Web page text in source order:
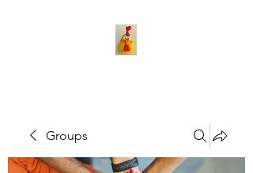
Groups